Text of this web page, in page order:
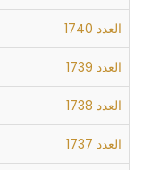
العدد 1740
العدد 1739
العدد 1738
العدد 1737